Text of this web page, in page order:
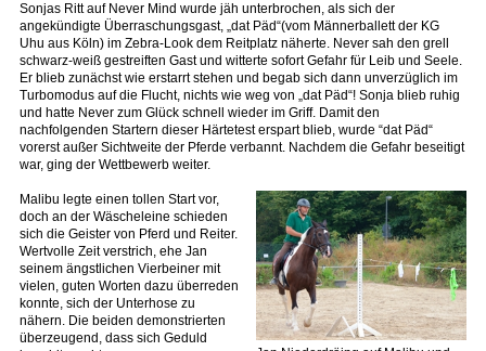
Sonjas Ritt auf Never Mind wurde jäh unterbrochen, als sich der
angekündigte Überraschungsgast, „dat Päd“(vom Männerballett der KG
Uhu aus Köln) im Zebra-Look dem Reitplatz näherte. Never sah den grell
schwarz-weiß gestreiften Gast und witterte sofort Gefahr für Leib und Seele.
Er blieb zunächst wie erstarrt stehen und begab sich dann unverzüglich im
Turbomodus auf die Flucht, nichts wie weg von „dat Päd“! Sonja blieb ruhig
und hatte Never zum Glück schnell wieder im Griff. Damit den
nachfolgenden Startern dieser Härtetest erspart blieb, wurde “dat Päd“
vorerst außer Sichtweite der Pferde verbannt. Nachdem die Gefahr beseitigt
war, ging der Wettbewerb weiter.
Malibu legte einen tollen Start vor,
doch an der Wäscheleine schieden
sich die Geister von Pferd und Reiter.
Wertvolle Zeit verstrich, ehe Jan
seinem ängstlichen Vierbeiner mit
vielen, guten Worten dazu überreden
konnte, sich der Unterhose zu
nähern. Die beiden demonstrierten
überzeugend, dass sich Geduld